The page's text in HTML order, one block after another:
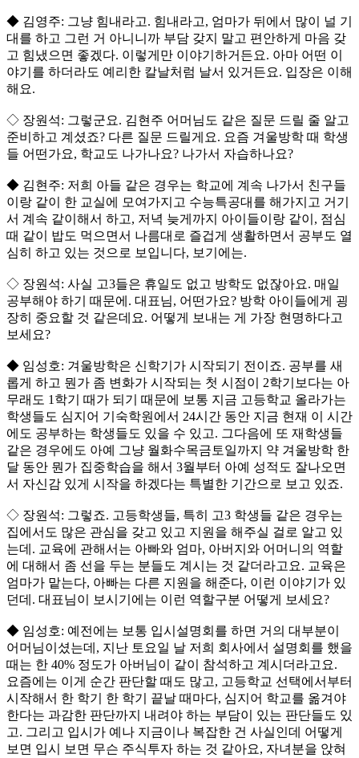
◆ 김영주: 그냥 힘내라고. 힘내라고, 엄마가 뒤에서 많이 널 기
대를 하고 그런 거 아니니까 부담 갖지 말고 편안하게 마음 갖
고 힘냈으면 좋겠다. 이렇게만 이야기하거든요. 아마 어떤 이
야기를 하더라도 예리한 칼날처럼 날서 있거든요. 입장은 이해
해요.
◇ 장원석: 그렇군요. 김현주 어머님도 같은 질문 드릴 줄 알고
준비하고 계셨죠? 다른 질문 드릴게요. 요즘 겨울방학 때 학생
들 어떤가요, 학교도 나가나요? 나가서 자습하나요?
◆ 김현주: 저희 아들 같은 경우는 학교에 계속 나가서 친구들
이랑 같이 한 교실에 모여가지고 수능특공대를 해가지고 거기
서 계속 같이해서 하고, 저녁 늦게까지 아이들이랑 같이, 점심
때 같이 밥도 먹으면서 나름대로 즐겁게 생활하면서 공부도 열
심히 하고 있는 것으로 보입니다, 보기에는.
◇ 장원석: 사실 고3들은 휴일도 없고 방학도 없잖아요. 매일
공부해야 하기 때문에. 대표님, 어떤가요? 방학 아이들에게 굉
장히 중요할 것 같은데요. 어떻게 보내는 게 가장 현명하다고
보세요?
◆ 임성호: 겨울방학은 신학기가 시작되기 전이죠. 공부를 새
롭게 하고 뭔가 좀 변화가 시작되는 첫 시점이 2학기보다는 아
무래도 1학기 때가 되기 때문에 보통 지금 고등학교 올라가는
학생들도 심지어 기숙학원에서 24시간 동안 지금 현재 이 시간
에도 공부하는 학생들도 있을 수 있고. 그다음에 또 재학생들
같은 경우에도 아예 그냥 월화수목금토일까지 약 겨울방학 한
달 동안 뭔가 집중학습을 해서 3월부터 아예 성적도 잘나오면
서 자신감 있게 시작을 하겠다는 특별한 기간으로 보고 있죠.
◇ 장원석: 그렇죠. 고등학생들, 특히 고3 학생들 같은 경우는
집에서도 많은 관심을 갖고 있고 지원을 해주실 걸로 알고 있
는데. 교육에 관해서는 아빠와 엄마, 아버지와 어머니의 역할
에 대해서 좀 선을 두는 분들도 계시는 것 같더라고요. 교육은
엄마가 맡는다, 아빠는 다른 지원을 해준다, 이런 이야기가 있
던데. 대표님이 보시기에는 이런 역할구분 어떻게 보세요?
◆ 임성호: 예전에는 보통 입시설명회를 하면 거의 대부분이
어머님이셨는데, 지난 토요일 날 저희 회사에서 설명회를 했을
때는 한 40% 정도가 아버님이 같이 참석하고 계시더라고요.
요즘에는 이게 순간 판단할 때도 많고, 고등학교 선택에서부터
시작해서 한 학기 한 학기 끝날 때마다, 심지어 학교를 옮겨야
한다는 과감한 판단까지 내려야 하는 부담이 있는 판단들도 있
고. 그리고 입시가 예나 지금이나 복잡한 건 사실인데 어떻게
보면 입시 보면 무슨 주식투자 하는 것 같아요, 자녀분을 앉혀